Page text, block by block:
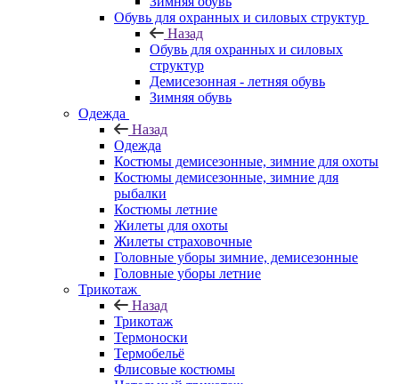
Обувь для охранных и силовых структур
Назад
Обувь для охранных и силовых
структур
Демисезонная - летняя обувь
Зимняя обувь
Одежда
Назад
Одежда
Костюмы демисезонные, зимние для охоты
Костюмы демисезонные, зимние для
рыбалки
Костюмы летние
Жилеты для охоты
Жилеты страховочные
Головные уборы зимние, демисезонные
Головные уборы летние
Трикотаж
Назад
Трикотаж
Термоноски
Термобельё
Флисовые костюмы